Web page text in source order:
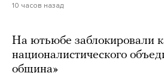
10 часов назад
На ютьюбе заблокировали
националистического
община»